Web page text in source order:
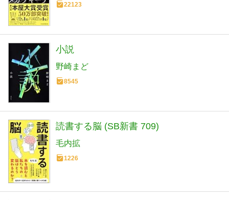
22123
小説
野崎まど
8545
読書する脳 (SB新書 709)
毛内拡
1226